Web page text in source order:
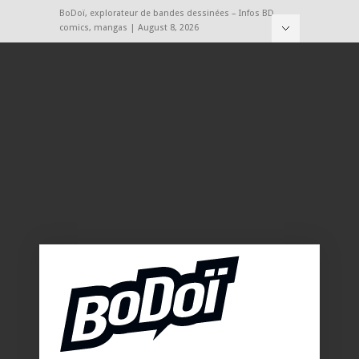
BoDoï, explorateur de bandes dessinées – Infos BD,
comics, mangas | August 8, 2026